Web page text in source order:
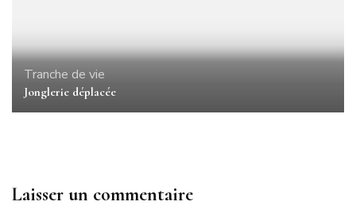
Tranche de vie
Jonglerie déplacée
Laisser un commentaire